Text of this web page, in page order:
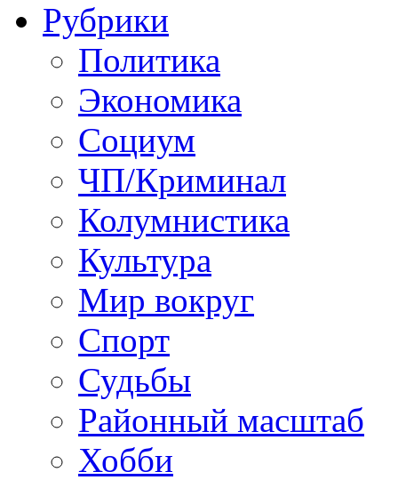
Рубрики
Политика
Экономика
Социум
ЧП/Криминал
Колумнистика
Культура
Мир вокруг
Спорт
Судьбы
Районный масштаб
Хобби